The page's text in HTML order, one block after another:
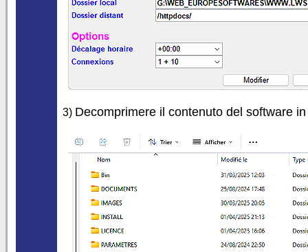
3) Decomprimere il contenuto del software